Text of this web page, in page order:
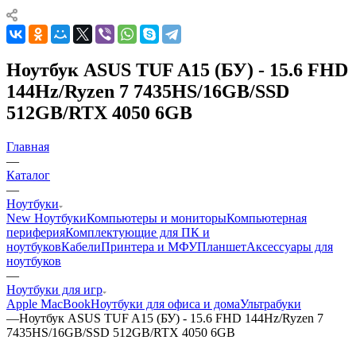
Ноутбук ASUS TUF A15 (БУ) - 15.6 FHD
144Hz/Ryzen 7 7435HS/16GB/SSD
512GB/RTX 4050 6GB
Главная
—
Каталог
—
Ноутбуки
New НоутбукиКомпьютеры и мониторыКомпьютерная
периферияКомплектующие для ПК и
ноутбуковКабелиПринтера и МФУПланшетАксессуары для
ноутбуков
—
Ноутбуки для игр
Apple MacBookНоутбуки для офиса и домаУльтрабуки
—Ноутбук ASUS TUF A15 (БУ) - 15.6 FHD 144Hz/Ryzen 7
7435HS/16GB/SSD 512GB/RTX 4050 6GB